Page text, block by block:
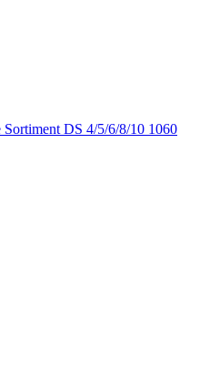
DS 4/5/6/8/10 1060